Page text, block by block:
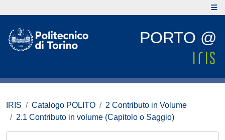
PORTO @
IRIS Catalogo POLITO
2 Contributo in Volume
2.1 Contributo in volume (Capitolo o Saggio)